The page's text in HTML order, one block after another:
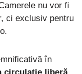
nu vor fi
ci exclusiv pentru
în